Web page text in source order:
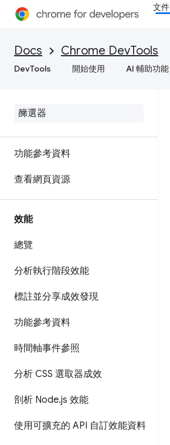
文件
Docs Chrome DevTools
DevTools 開始使用 AI 輔助功能
對 C/C++ WebAssembly 進行
功能參考資料
查看網頁資源
效能
總覽
分析執行階段效能
標註並分享成效發現
功能參考資料
時間軸事件參照
分析 CSS 選取器成效
剖析 Node.js 效能
使用可擴充的 API 自訂效能資料